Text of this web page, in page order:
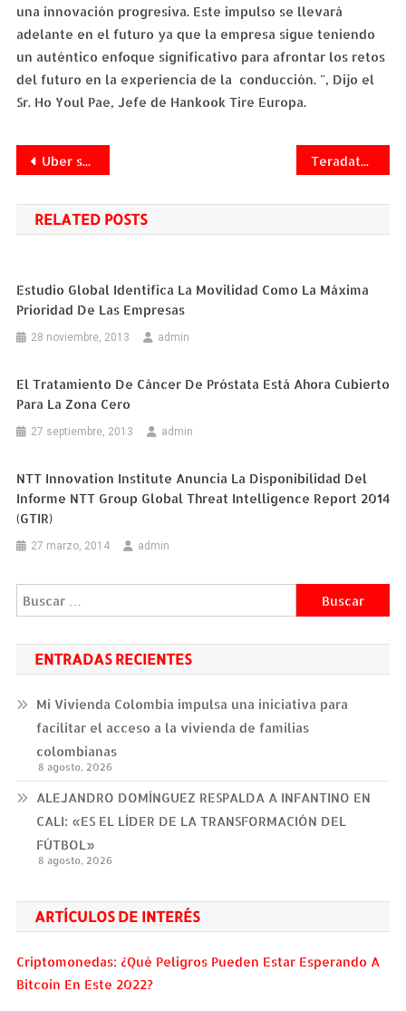
una innovación progresiva. Este impulso se llevará
adelante en el futuro ya que la empresa sigue teniendo
un auténtico enfoque significativo para afrontar los retos
del futuro en la experiencia de la conducción. ", Dijo el
Sr. Ho Youl Pae, Jefe de Hankook Tire Europa.
Navegación
de
entradas
Uber se queda con los Cartageneros Teradata expande oportunidades de mercado con data warehouse líder de la industria para Amazon Web Services
RELATED POSTS
Estudio Global Identifica La Movilidad Como La Máxima
Prioridad De Las Empresas
28 noviembre, 2013 admin
El Tratamiento De Cáncer De Próstata Está Ahora Cubierto
Para La Zona Cero
27 septiembre, 2013 admin
NTT Innovation Institute Anuncia La Disponibilidad Del
Informe NTT Group Global Threat Intelligence Report 2014
(GTIR)
27 marzo, 2014 admin
Buscar:
ENTRADAS RECIENTES
Mi Vivienda Colombia impulsa una iniciativa para
facilitar el acceso a la vivienda de familias
colombianas
8 agosto, 2026
ALEJANDRO DOMÍNGUEZ RESPALDA A INFANTINO EN
CALI: «ES EL LÍDER DE LA TRANSFORMACIÓN DEL
FÚTBOL»
8 agosto, 2026
ARTÍCULOS DE INTERÉS
Criptomonedas: ¿Qué Peligros Pueden Estar Esperando A
Bitcoin En Este 2022?